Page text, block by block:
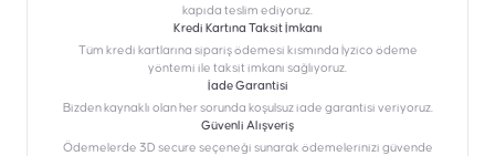
kapıda teslim ediyoruz.
Kredi Kartına Taksit İmkanı
‎Tüm kredi kartlarına sipariş ödemesi kısmında İyzico ödeme
yöntemi ile taksit imkanı sağlıyoruz.
İade Garantisi
Bizden kaynaklı olan her sorunda koşulsuz iade garantisi veriyoruz.
Güvenli Alışveriş
Ödemelerde 3D secure seçeneği sunarak ödemelerinizi güvende